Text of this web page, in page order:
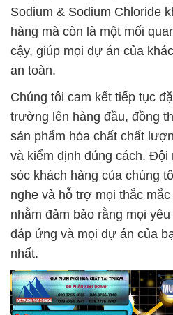
Sodium & Sodium Chloride
hàng mà còn là một mối
cậy, giúp mọi dự án của
an toàn.
Chúng tôi cam kết tiếp tục
trường lên hàng đầu, đồng
sản phẩm hóa chất chất
và kiểm định đúng cách. Đội
sóc khách hàng của chúng
nghe và hỗ trợ mọi thắc
nhằm đảm bảo rằng mọi
đáp ứng và mọi dự án của
nhất.